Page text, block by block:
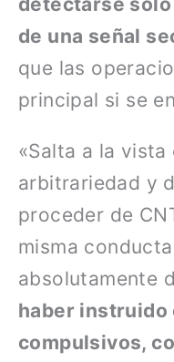
de una señal
que las
principal si se
«Salta a la vista
arbitrariedad y
proceder de
misma
absolutamente
haber instruido
compulsivos,